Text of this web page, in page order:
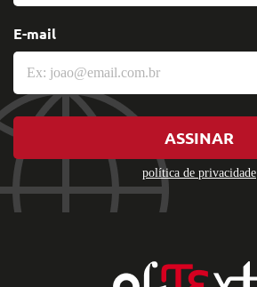
política de privacidade
E-mail
ASSINAR